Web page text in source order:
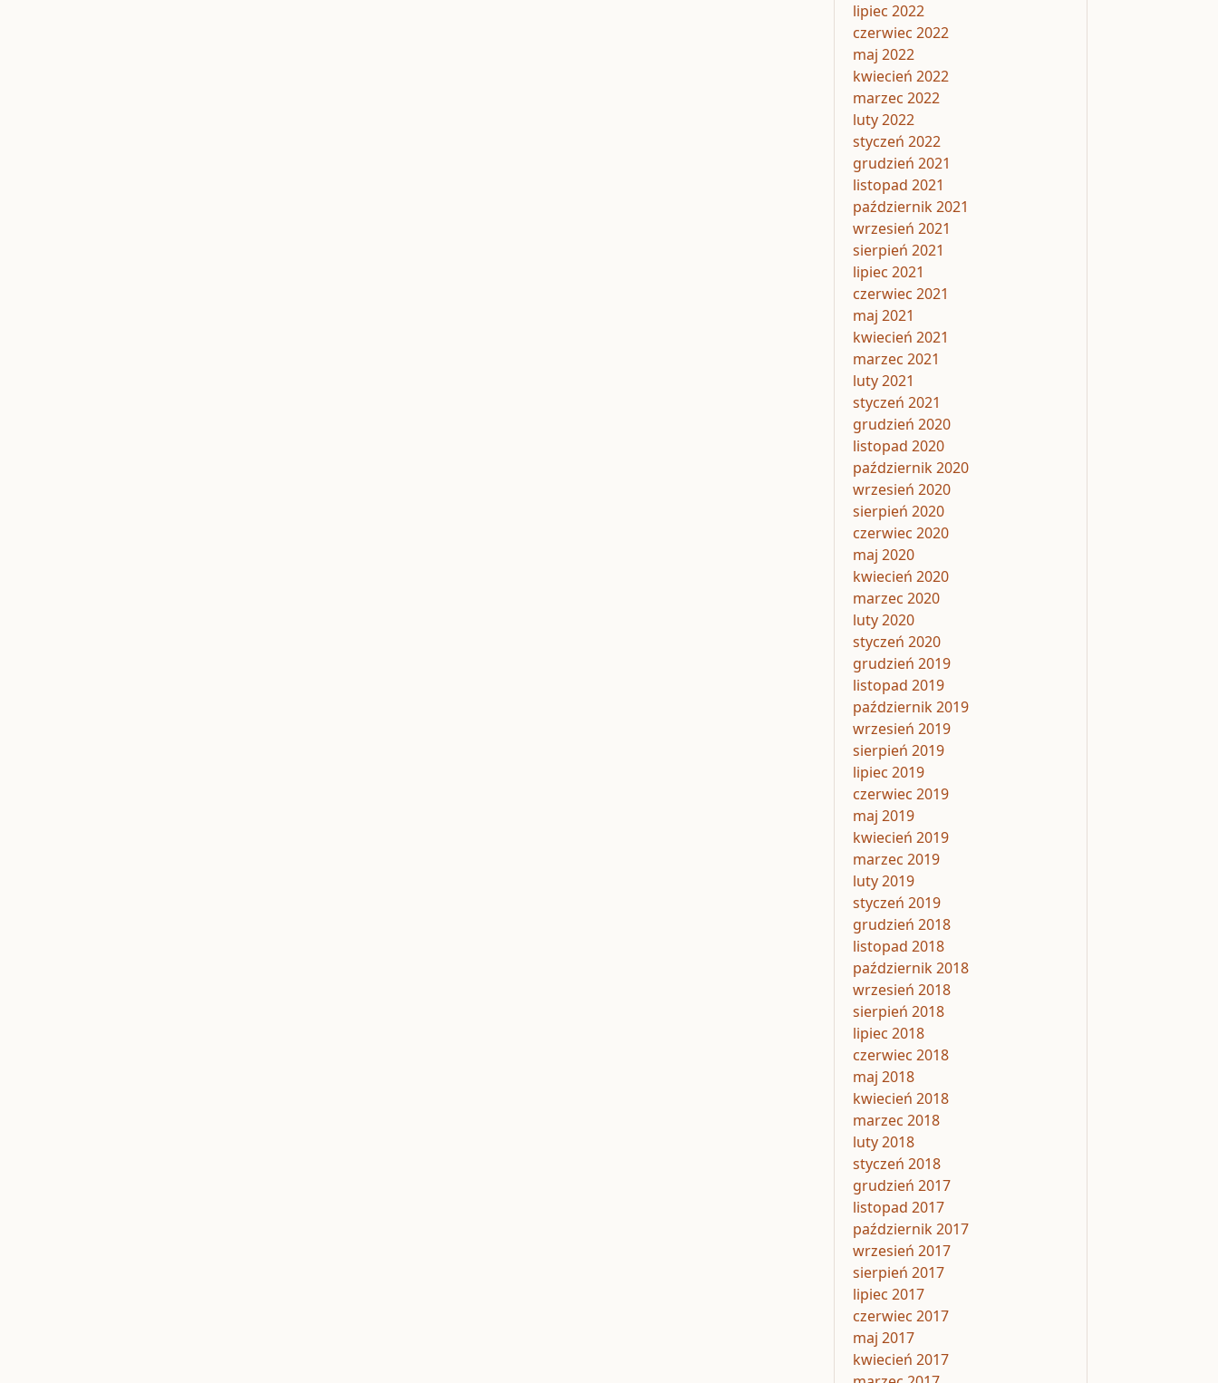
lipiec 2022
czerwiec 2022
maj 2022
kwiecień 2022
marzec 2022
luty 2022
styczeń 2022
grudzień 2021
listopad 2021
październik 2021
wrzesień 2021
sierpień 2021
lipiec 2021
czerwiec 2021
maj 2021
kwiecień 2021
marzec 2021
luty 2021
styczeń 2021
grudzień 2020
listopad 2020
październik 2020
wrzesień 2020
sierpień 2020
czerwiec 2020
maj 2020
kwiecień 2020
marzec 2020
luty 2020
styczeń 2020
grudzień 2019
listopad 2019
październik 2019
wrzesień 2019
sierpień 2019
lipiec 2019
czerwiec 2019
maj 2019
kwiecień 2019
marzec 2019
luty 2019
styczeń 2019
grudzień 2018
listopad 2018
październik 2018
wrzesień 2018
sierpień 2018
lipiec 2018
czerwiec 2018
maj 2018
kwiecień 2018
marzec 2018
luty 2018
styczeń 2018
grudzień 2017
listopad 2017
październik 2017
wrzesień 2017
sierpień 2017
lipiec 2017
czerwiec 2017
maj 2017
kwiecień 2017